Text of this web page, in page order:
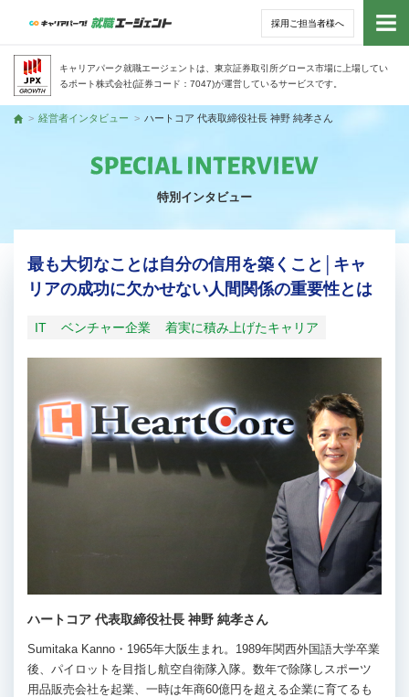
採用ご担当者様へ
キャリアパーク就職エージェントは、東京証券取引所グロース市場に上場してい
るポート株式会社(証券コード：7047)が運営しているサービスです。
トッ
トップ
経営者インタビュー ハートコア 代表取締役社長 神野 純孝さん
特別インタビュー
最も大切なことは自分の信用を築くこと│キャ
リアの成功に欠かせない人間関係の重要性とは
IT ベンチャー企業 着実に積み上げたキャリア
ハートコア 代表取締役社長 神野 純孝さん
Sumitaka Kanno・1965年大阪生まれ。1989年関西外国語大学卒業
後、パイロットを目指し航空自衛隊入隊。数年で除隊しスポーツ
用品販売会社を起業、一時は年商60億円を超える企業に育てるも